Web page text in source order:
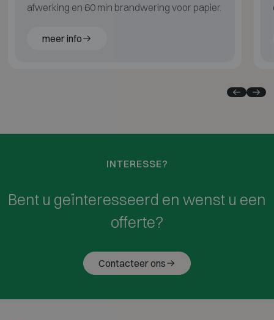
afwerking en 60 min brandwering voor papier.
meer info
INTERESSE?
Bent u geïnteresseerd en wenst u een
offerte?
Contacteer ons